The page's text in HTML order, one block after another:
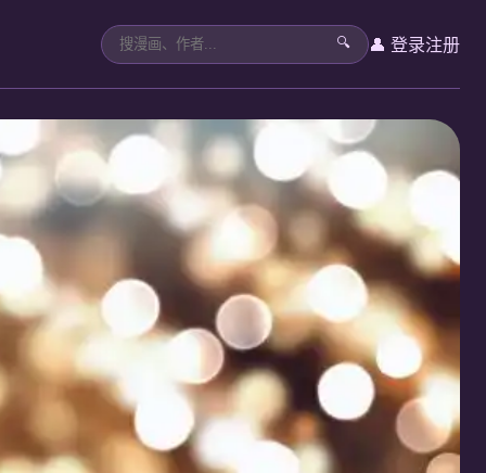
🔍 👤 登录注册